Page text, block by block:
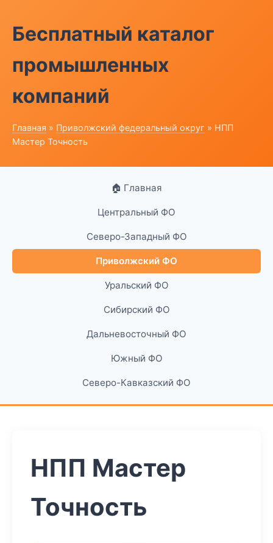
Бесплатный каталог
промышленных
компаний
Главная » Приволжский федеральный округ » НПП
Мастер Точность
🏠 Главная
Центральный ФО
Северо-Западный ФО
Приволжский ФО
Уральский ФО
Сибирский ФО
Дальневосточный ФО
Южный ФО
Северо-Кавказский ФО
НПП Мастер
Точность